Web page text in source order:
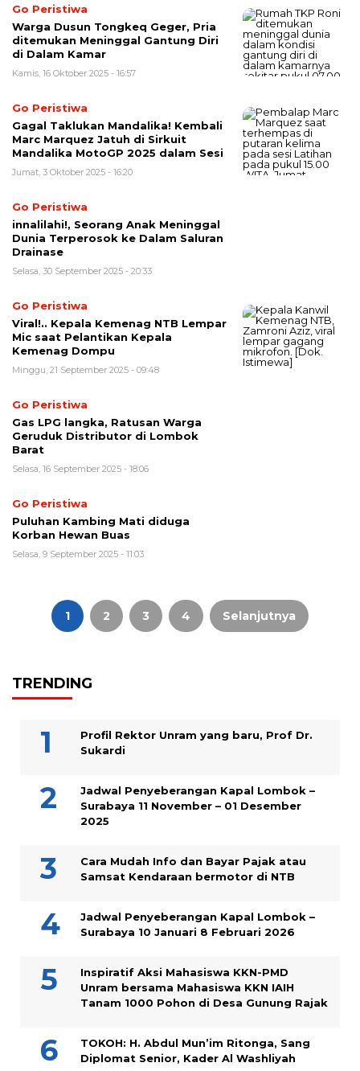
Go Peristiwa
Warga Dusun Tongkeq Geger, Pria
ditemukan Meninggal Gantung Diri
di Dalam Kamar
Kamis, 16 Oktober 2025 - 16:57
Go Peristiwa
Gagal Taklukan Mandalika! Kembali
Marc Marquez Jatuh di Sirkuit
Mandalika MotoGP 2025 dalam Sesi
Jumat, 3 Oktober 2025 - 16:20
Go Peristiwa
innalilahi!, Seorang Anak Meninggal
Dunia Terperosok ke Dalam Saluran
Drainase
Selasa, 30 September 2025 - 20:33
Go Peristiwa
Viral!.. Kepala Kemenag NTB Lempar
Mic saat Pelantikan Kepala
Kemenag Dompu
Minggu, 21 September 2025 - 09:48
Go Peristiwa
Gas LPG langka, Ratusan Warga
Geruduk Distributor di Lombok
Barat
Selasa, 16 September 2025 - 18:06
Go Peristiwa
Puluhan Kambing Mati diduga
Korban Hewan Buas
Selasa, 9 September 2025 - 11:03
Paginasi
pos 1 2 3 4 Selanjutnya
TRENDING
Profil Rektor Unram yang baru, Prof Dr.
Sukardi
Jadwal Penyeberangan Kapal Lombok –
Surabaya 11 November – 01 Desember
2025
Cara Mudah Info dan Bayar Pajak atau
Samsat Kendaraan bermotor di NTB
Jadwal Penyeberangan Kapal Lombok –
Surabaya 10 Januari 8 Februari 2026
Inspiratif Aksi Mahasiswa KKN-PMD
Unram bersama Mahasiswa KKN IAIH
Tanam 1000 Pohon di Desa Gunung Rajak
TOKOH: H. Abdul Mun’im Ritonga, Sang
Diplomat Senior, Kader Al Washliyah